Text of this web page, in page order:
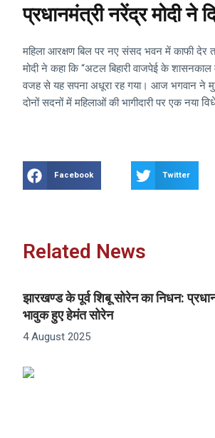
प्रधानमंत्री नरेंद्र मोदी ने
महिला आरक्षण बिल पर नए संसद भवन में काफी देर
मोदी ने कहा कि “अटल बिहारी वाजपेई के
वजह से यह सपना अधूरा रह गया। आज भगवान ने
दोनों सदनों में महिलाओं की भागीदारी पर एक नया
Facebook Twitter
Related News
झारखण्ड के पूर्व शिबू सोरेन का निधन:
भावुक हुए हेमंत सोरेन
4 August 2025